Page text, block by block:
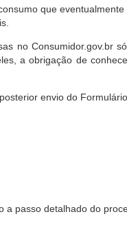
que eventualmente
no Consumidor.gov.br
a obrigação de
envio do
a passo detalhado do